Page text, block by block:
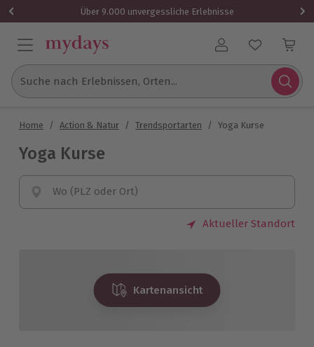
Über 9.000 unvergessliche Erlebnisse
Benutzerkonto
Suche nach Erlebnissen, Orten...
Home / Action & Natur / Trendsportarten / Yoga Kurse
Yoga Kurse
Wo (PLZ oder Ort)
Aktueller Standort
Kartenansicht